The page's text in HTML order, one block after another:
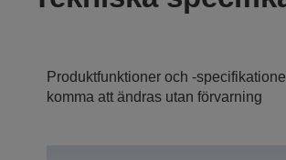
Produktfunktioner och -
komma att ändras utan förvarning